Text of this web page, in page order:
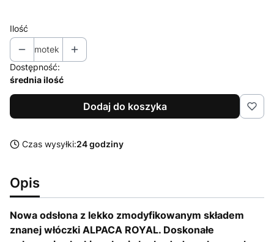
Ilość
motek
Dostępność:
średnia ilość
Dodaj do koszyka
Czas wysyłki:24 godziny
Opis
Nowa odsłona z lekko zmodyfikowanym składem
znanej włóczki ALPACA ROYAL. Doskonałe